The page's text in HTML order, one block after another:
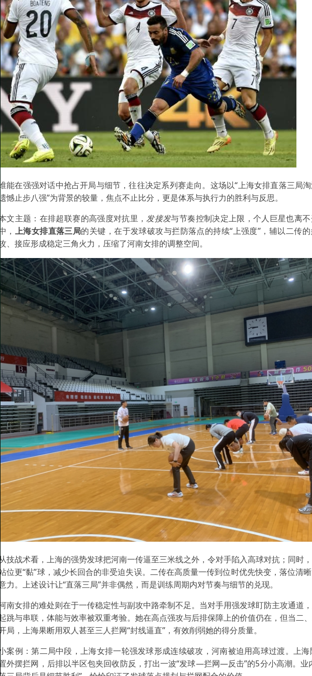
谁能在强强对话中抢占开局与细节，往往决定系列赛走向。这场以“上海女排直落三局
遗憾止步八强”为背景的较量，焦点不止比分，更是体系与执行力的胜利与反思。
本文主题：在排超联赛的高强度对抗里，发接发与节奏控制决定上限，个人巨星也离
中， 上海女排直落三局的关键，在于发球破攻与拦防落点的持续“上强度”，辅以二传
攻、接应形成稳定三角火力，压缩了河南女排的调整空间。
从技战术看，上海的强势发球把河南一传逼至三米线之外，令对手陷入高球对抗；同时，
站位更“黏”球，减少长回合的非受迫失误。二传在高质量一传到位时优先快变，落位清
意力。上述设计让“直落三局”并非偶然，而是训练周期内对节奏与细节的兑现。
河南女排的难处则在于一传稳定性与副攻中路牵制不足。当对手用强发球盯防主攻通道，
起跳与串联，体能与效率被双重考验。她在高点强攻与后排保障上的价值仍在，但当二
开局，上海果断用双人甚至三人拦网“封线逼直”，有效削弱她的得分质量。
小案例：第二局中段，上海女排一轮强发球形成连续破攻，河南被迫用高球过渡。上
置外摆拦网，后排以半区包夹回收防反，打出一波“发球—拦网—反击”的5分小高潮。业